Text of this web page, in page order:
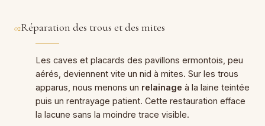
02Réparation des trous et des mites
Les caves et placards des pavillons ermontois, peu
aérés, deviennent vite un nid à mites. Sur les trous
apparus, nous menons un relainage à la laine teintée
puis un rentrayage patient. Cette restauration efface
la lacune sans la moindre trace visible.